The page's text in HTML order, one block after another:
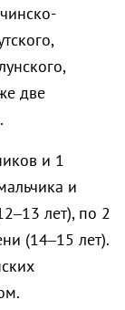
две
и 1
и
лет), по 2
(14–15 лет).